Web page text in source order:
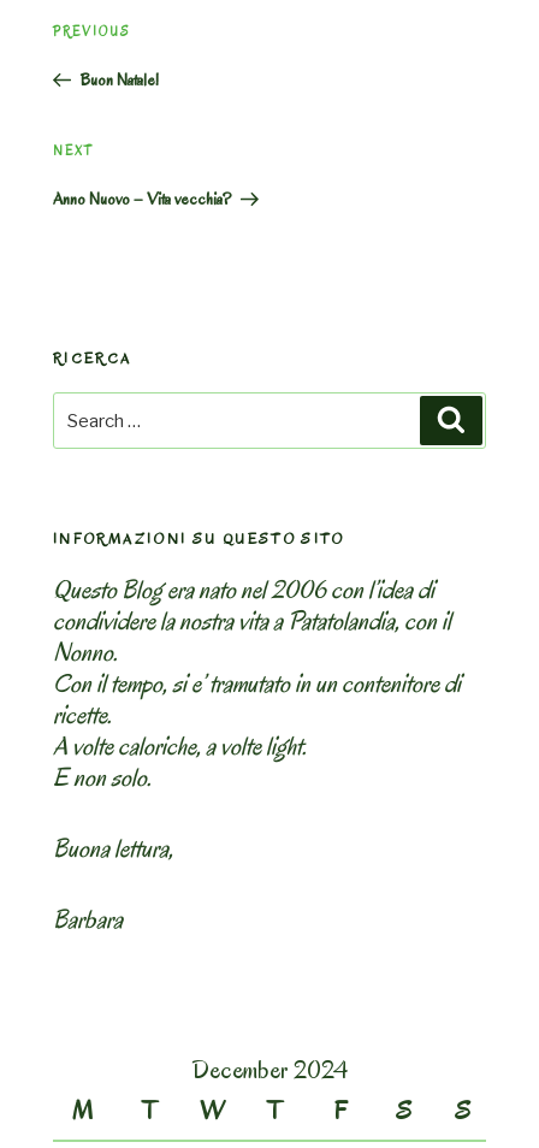
navigation
Previous
PREVIOUS
Buon Natale!
Next
NEXT
Anno Nuovo – Vita vecchia?
RICERCA
Search
for:
INFORMAZIONI SU QUESTO SITO
Questo Blog era nato nel 2006 con l’idea di
condividere la nostra vita a Patatolandia, con il
Nonno.
Con il tempo, si e’ tramutato in un contenitore di
ricette.
A volte caloriche, a volte light.
E non solo.
Buona lettura,
Barbara
December 2024
M
T W T F S
S